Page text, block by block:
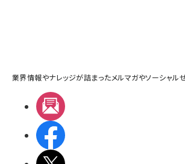
業界情報やナレッジが詰まったメルマガやソーシャル